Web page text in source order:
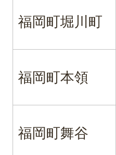
福岡町堀川町
福岡町本領
福岡町舞谷